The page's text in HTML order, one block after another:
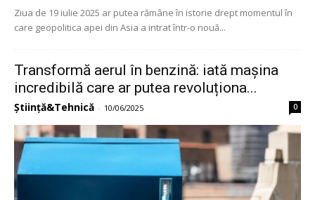
Ziua de 19 iulie 2025 ar putea rămâne în istorie drept momentul în
care geopolitica apei din Asia a intrat într-o nouă...
Transformă aerul în benzină: iată mașina
incredibilă care ar putea revoluționa...
Știință&Tehnică - 10/06/2025 0